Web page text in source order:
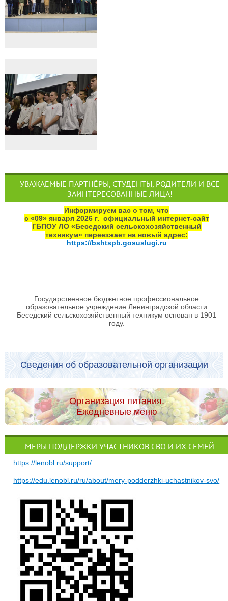
УВАЖАЕМЫЕ ПАРТНЁРЫ, СТУДЕНТЫ, РОДИТЕЛИ И ВСЕ
ЗАИНТЕРЕСОВАННЫЕ ЛИЦА!
Информируем вас о том, что
с «09» января 2026 г. официальный интернет‑сайт
ГБПОУ ЛО «Беседский сельскохозяйственный
техникум» переезжает на новый адрес:
https://bshtspb.gosuslugi.ru
Государственное бюджетное профессиональное
образовательное учреждение Ленинградской области
Беседский сельскохозяйственный техникум основан в 1901
году.
Сведения об образовательной организации
Организация питания.
Ежедневные меню
МЕРЫ ПОДДЕРЖКИ УЧАСТНИКОВ СВО И ИХ СЕМЕЙ
https://lenobl.ru/support/
https://edu.lenobl.ru/ru/about/mery-podderzhki-uchastnikov-svo/